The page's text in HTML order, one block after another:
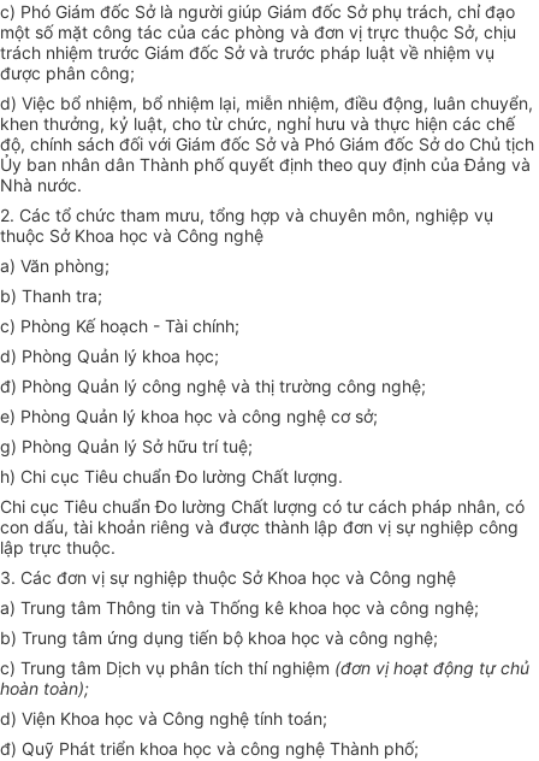
c) Phó Giám đốc Sở là người giúp Giám đốc Sở phụ trách, chỉ đạo
một số mặt công tác của các phòng và đơn vị trực thuộc Sở, chịu
trách nhiệm trước Giám đốc Sở và trước pháp luật về nhiệm vụ
được phân công;
d) Việc bổ nhiệm, bổ nhiệm lại, miễn nhiệm, điều động, luân chuyển,
khen thưởng, kỷ luật, cho từ chức, nghỉ hưu và thực hiện các chế
độ, chính sách đối với Giám đốc Sở và Phó Giám đốc Sở do Chủ tịch
Ủy ban nhân dân Thành phố quyết định theo quy định của Đảng và
Nhà nước.
2. Các tổ chức tham mưu, tổng hợp và chuyên môn, nghiệp vụ
thuộc Sở Khoa học và Công nghệ
a) Văn phòng;
b) Thanh tra;
c) Phòng Kế hoạch - Tài chính;
d) Phòng Quản lý khoa học;
đ) Phòng Quản lý công nghệ và thị trường công nghệ;
e) Phòng Quản lý khoa học và công nghệ cơ sở;
g) Phòng Quản lý Sở hữu trí tuệ;
h) Chi cục Tiêu chuẩn Đo lường Chất lượng.
Chi cục Tiêu chuẩn Đo lường Chất lượng có tư cách pháp nhân, có
con dấu, tài khoản riêng và được thành lập đơn vị sự nghiệp công
lập trực thuộc.
3. Các đơn vị sự nghiệp thuộc Sở Khoa học và Công nghệ
a) Trung tâm Thông tin và Thống kê khoa học và công nghệ;
b) Trung tâm ứng dụng tiến bộ khoa học và công nghệ;
c) Trung tâm Dịch vụ phân tích thí nghiệm (đơn vị hoạt động tự chủ
hoàn toàn);
d) Viện Khoa học và Công nghệ tính toán;
đ) Quỹ Phát triển khoa học và công nghệ Thành phố;